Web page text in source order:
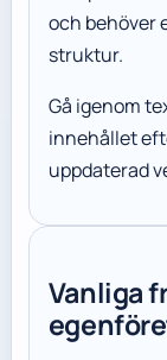
och behöver
struktur.
Gå igenom
innehållet
uppdaterad
Vanliga